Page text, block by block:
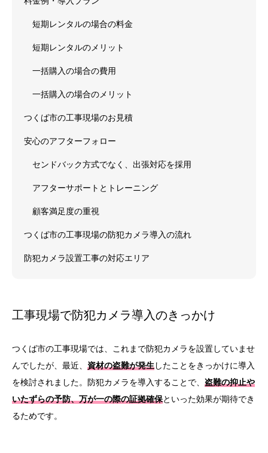
短期レンタルの場合の料金
短期レンタルのメリット
一括購入の場合の費用
一括購入の場合のメリット
つくば市の工事現場のお見積
安心のアフターフォロー
センドバック方式でなく、出張対応を採用
アフターサポートとトレーニング
顧客満足度の重視
つくば市の工事現場の防犯カメラ導入の流れ
防犯カメラ設置工事の対応エリア
工事現場で防犯カメラ導入のきっかけ
つくば市の工事現場では、これまで防犯カメラを設置していませ
んでしたが、最近、 資材の盗難が発生したことをきっかけに導入
を検討されました。防犯カメラを導入することで、 盗難の抑止や
いたずらの予防、万が一の際の証拠確保といった効果が期待でき
るためです。